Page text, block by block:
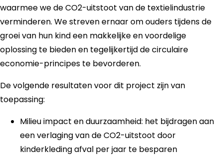
waarmee we de CO2-uitstoot van de textielindustrie
verminderen. We streven ernaar om ouders tijdens de
groei van hun kind een makkelijke en voordelige
oplossing te bieden en tegelijkertijd de circulaire
economie-principes te bevorderen.
De volgende resultaten voor dit project zijn van
toepassing:
Milieu impact en duurzaamheid: het bijdragen aan
een verlaging van de CO2-uitstoot door
kinderkleding afval per jaar te besparen